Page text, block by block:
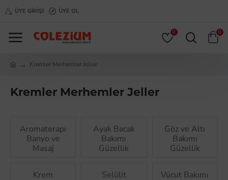
ÜYE GIRIŞI ÜYE OL
0 0
Kremler Merhemler Jeller
Kremler Merhemler Jeller
Aromaterapi
Banyo ve
Masaj
Ayak Bacak
Bakımı
Güzellik
Göz ve Altı
Bakımı
Güzellik
Krem
Selülit
Vücut Bakımı